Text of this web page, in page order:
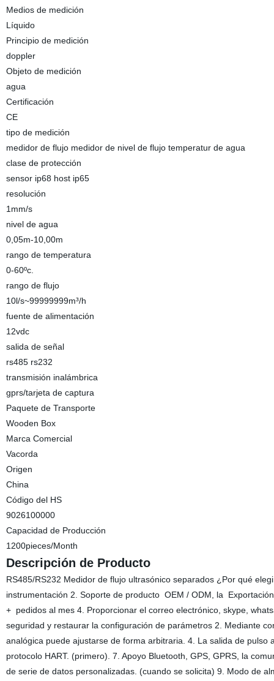
Medios de medición
Líquido
Principio de medición
doppler
Objeto de medición
agua
Certificación
CE
tipo de medición
medidor de flujo medidor de nivel de flujo temperatur de agua
clase de protección
sensor ip68 host ip65
resolución
1mm/s
nivel de agua
0,05m-10,00m
rango de temperatura
0-60ºc.
rango de flujo
10l/s~99999999m³/h
fuente de alimentación
12vdc
salida de señal
rs485 rs232
transmisión inalámbrica
gprs/tarjeta de captura
Paquete de Transporte
Wooden Box
Marca Comercial
Vacorda
Origen
China
Código del HS
9026100000
Capacidad de Producción
1200pieces/Month
Descripción de Producto
RS485/RS232 Medidor de flujo ultrasónico separados ¿Por qué
instrumentación 2. Soporte de producto OEM / ODM, la
+ pedidos al mes 4. Proporcionar el correo electrónico, skype,
seguridad y restaurar la configuración de parámetros 2. Mediante
analógica puede ajustarse de forma arbitraria. 4. La salida de
protocolo HART. (primero). 7. Apoyo Bluetooth, GPS, GPRS, la
de serie de datos personalizadas. (cuando se solicita) 9. Modo de